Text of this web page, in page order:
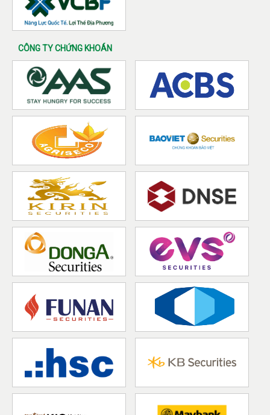
CÔNG TY CHỨNG KHOÁN